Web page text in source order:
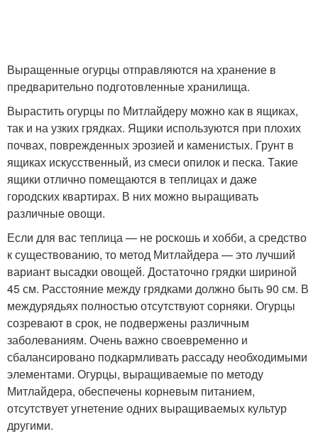
Выращенные огурцы отправляются на хранение в
предварительно подготовленные хранилища.
Вырастить огурцы по Митлайдеру можно как в ящиках,
так и на узких грядках. Ящики используются при плохих
почвах, поврежденных эрозией и каменистых. Грунт в
ящиках искусственный, из смеси опилок и песка. Такие
ящики отлично помещаются в теплицах и даже
городских квартирах. В них можно выращивать
различные овощи.
Если для вас теплица — не роскошь и хобби, а средство
к существованию, то метод Митлайдера — это лучший
вариант высадки овощей. Достаточно грядки шириной
45 см. Расстояние между грядками должно быть 90 см. В
междурядьях полностью отсутствуют сорняки. Огурцы
созревают в срок, не подвержены различным
заболеваниям. Очень важно своевременно и
сбалансировано подкармливать рассаду необходимыми
элементами. Огурцы, выращиваемые по методу
Митлайдера, обеспечены корневым питанием,
отсутствует угнетение одних выращиваемых культур
другими.